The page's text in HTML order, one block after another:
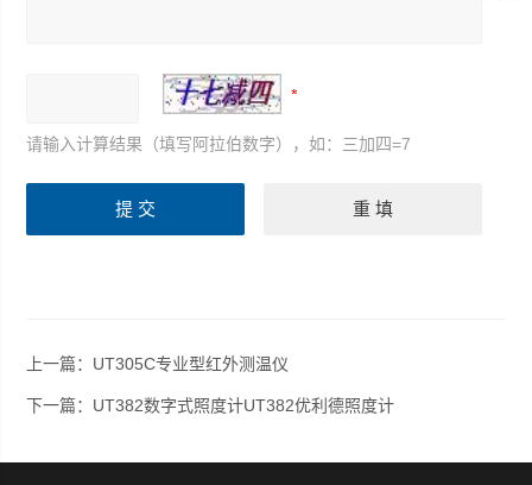
请输入计算结果（填写阿拉伯数字），如：三加四=7
上一篇： UT305C专业型红外测温仪
下一篇： UT382数字式照度计UT382优利德照度计